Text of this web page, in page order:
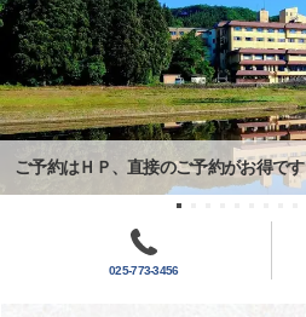
ご予約はＨＰ、直接のご予約がお得です
025-773-3456